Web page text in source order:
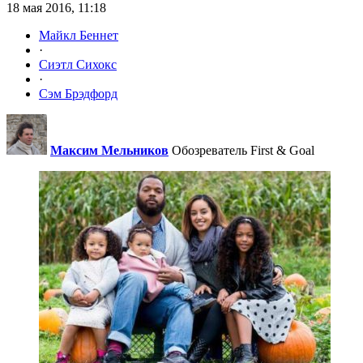
18 мая 2016, 11:18
Майкл Беннет
·
Сиэтл Сихокс
·
Сэм Брэдфорд
Максим Мельников Обозреватель First & Goal